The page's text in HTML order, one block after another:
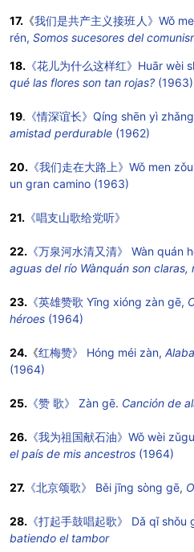
17. 《我们是共产主义接班人》Wǒ
rén, Somos sucesores del
18. 《花儿为什么这样红》Huār wèi
qué las flores son tan rojas? (1963)
19. 《情深谊长》Qíng shēn yì
amistad perdurable (1962)
20. 《我们走在大路上》Wǒ men
un gran camino (1963)
21. 《唱支山歌给党听》
22. 《万泉河水清又清》 Wàn quán
aguas del río Wànquán son claras,
23. 《英雄赞歌 Yīng xióng zàn gē,
héroes (1964)
24. 《红梅赞》 Hóng méi zàn,
(1964)
25. 《赞 歌》 Zàn gē. Canción de
26. 《我为祖国献石油》Wǒ wèi
el país de mis ancestros (1964)
27. 《北京颂歌》 Běi jīng sòng gē,
28. 《打起手鼓唱起歌》 Dǎ qǐ
batiendo el tambor